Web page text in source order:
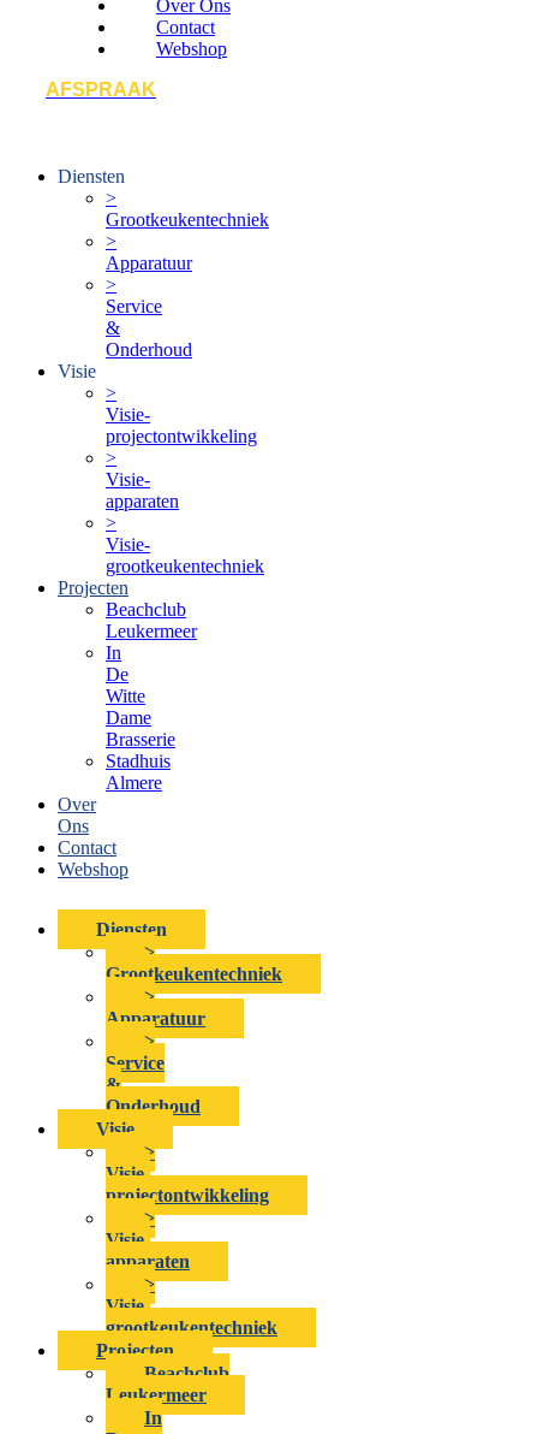
Over Ons
Contact
Webshop
AFSPRAAK
Diensten
>
Grootkeukentechniek
>
Apparatuur
>
Service
&
Onderhoud
Visie
>
Visie-
projectontwikkeling
>
Visie-
apparaten
>
Visie-
grootkeukentechniek
Projecten
Beachclub
Leukermeer
In
De
Witte
Dame
Brasserie
Stadhuis
Almere
Over
Ons
Contact
Webshop
Diensten
>
Grootkeukentechniek
>
Apparatuur
>
Service
&
Onderhoud
Visie
>
Visie-
projectontwikkeling
>
Visie-
apparaten
>
Visie-
grootkeukentechniek
Projecten
Beachclub
Leukermeer
In